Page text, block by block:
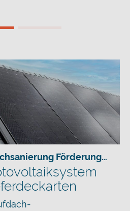
Förderung,